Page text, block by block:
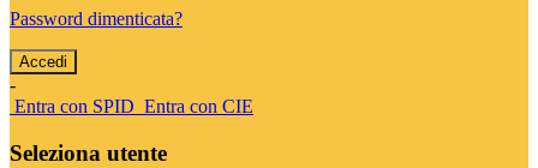
Password dimenticata?
-
Entra con SPID Entra con CIE
Seleziona utente